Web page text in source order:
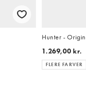
Hunter -
1.269,00 kr.
FLERE FARVER